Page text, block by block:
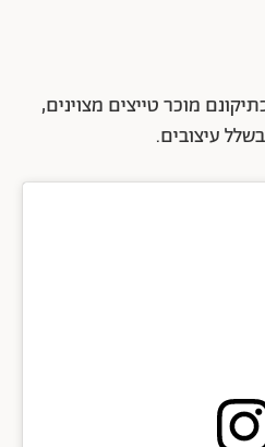
מוכר טייצים מצוינים,
עיצובים.